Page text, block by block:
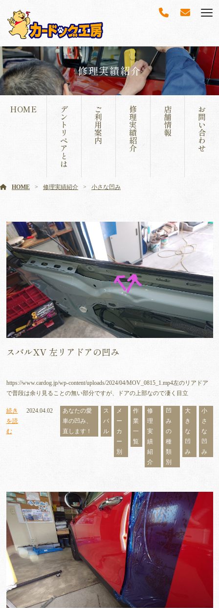
修理実績紹介
HOME デ
ン
ト
リ
ペ
ア
と
は
ご
利
用
案
内
修
理
実
績
紹
介
店
舗
情
報
お
問
い
合
わ
せ
HOME 修理実績紹介 小さな凹み
スバルXV 左リアドアの凹み
https://www.cardog.jp/wp-content/uploads/2024/04/MOV_0815_1.mp4左のリアドア
で普段は余り見ることの無い部分ですが、ドアの上部なので凄く目立
続き
を読
む
2024.04.02
あなたの愛
車の凹み、
直します！
ス
バ
ル
メ
ー
カ
ー
別
作
業
一
覧
修
理
実
績
紹
介
凹
み
の
種
類
別
大
き
な
凹
み
小
さ
な
凹
み